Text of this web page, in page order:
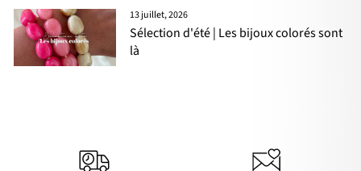
13 juillet, 2026
Sélection d'été | Les bijoux colorés sont
là